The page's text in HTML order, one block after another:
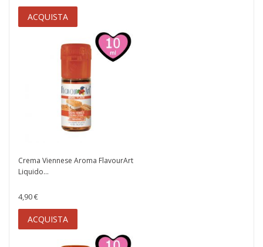
ACQUISTA
Crema Viennese Aroma FlavourArt
Liquido...
4,90 €
ACQUISTA